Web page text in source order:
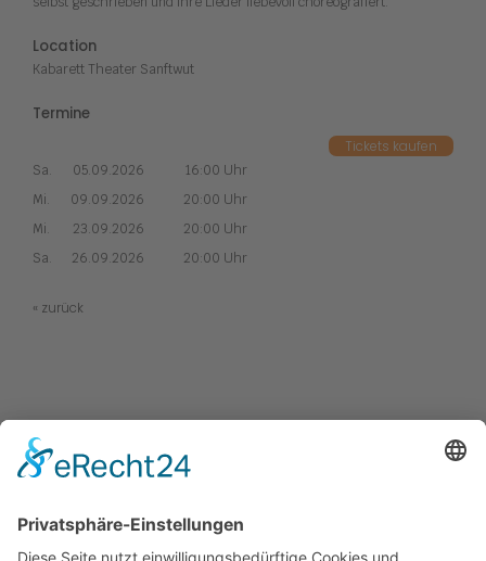
Location
Kabarett Theater Sanftwut
Termine
Tickets kaufen
Sa. 05.09.2026
16:00 Uhr
Mi.
09.09.2026
20:00 Uhr
Mi.
23.09.2026
20:00 Uhr
Sa.
26.09.2026 20:00 Uhr
« zurück
Central Kabarett
Sanftwut